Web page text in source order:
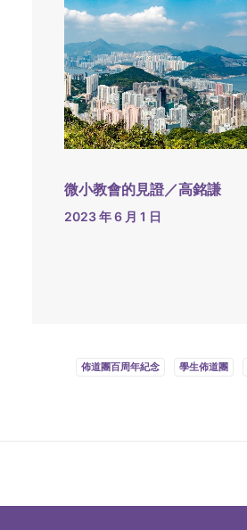
微小教會的見證／高銘謙
2023 年 6 月 1 日
佈道團百周年紀念 學生佈道團